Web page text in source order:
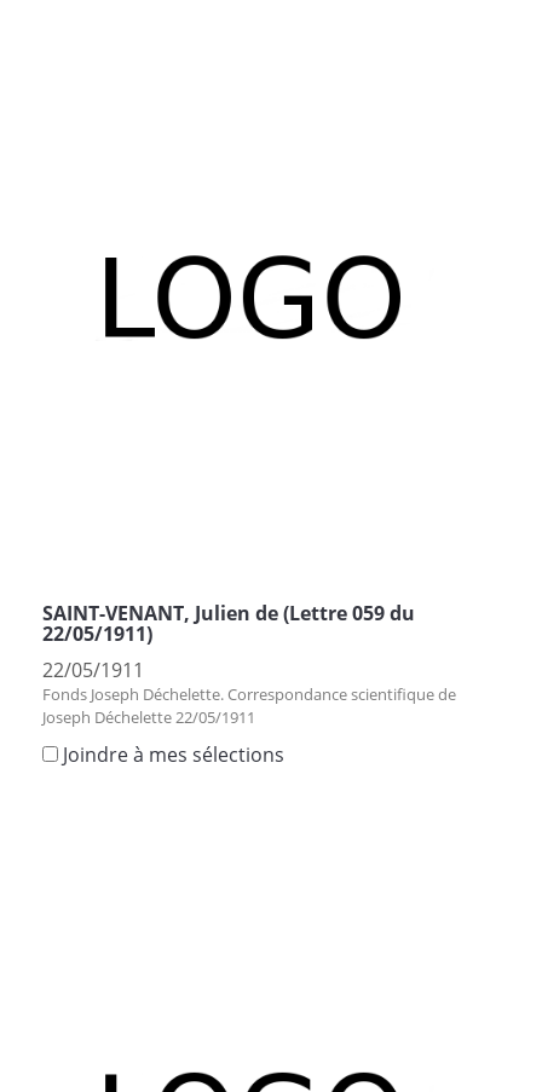
SAINT-VENANT, Julien de (Lettre 059 du
22/05/1911)
22/05/1911
Fonds Joseph Déchelette. Correspondance scientifique de
Joseph Déchelette 22/05/1911
Joindre à mes sélections